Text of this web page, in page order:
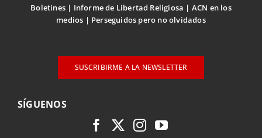
Boletines Informe de Libertad Religiosa
ACN en los
medios
Perseguidos pero no olvidados
SUSCRIBIRME A LA NEWSLETTER
SÍGUENOS